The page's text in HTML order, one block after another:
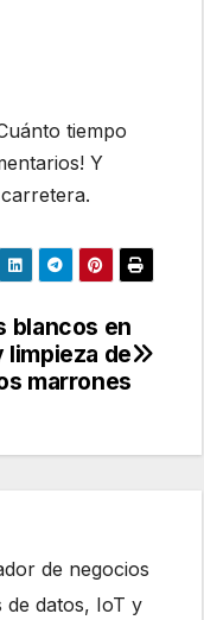
tiempo
Y
blancos en
de
marrones
de negocios
datos, IoT y